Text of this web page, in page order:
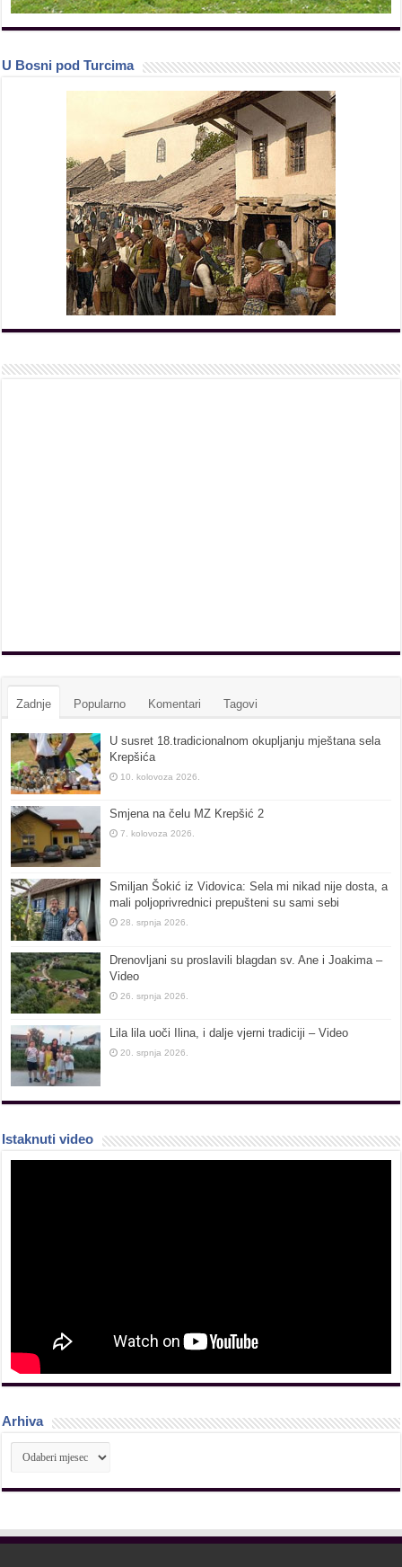
U Bosni pod Turcima
Zadnje Popularno Komentari Tagovi
U susret 18.tradicionalnom okupljanju mještana sela
Krepšića
10. kolovoza 2026.
Smjena na čelu MZ Krepšić 2
7. kolovoza 2026.
Smiljan Šokić iz Vidovica: Sela mi nikad nije dosta, a
mali poljoprivrednici prepušteni su sami sebi
28. srpnja 2026.
Drenovljani su proslavili blagdan sv. Ane i Joakima –
Video
26. srpnja 2026.
Lila lila uoči Ilina, i dalje vjerni tradiciji – Video
20. srpnja 2026.
Istaknuti video
Arhiva
Arhiva